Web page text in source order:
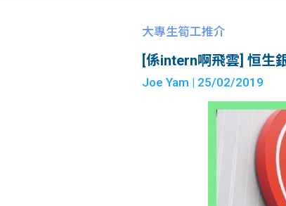
大專生筍工推介
[係intern啊飛雲] 恒生
Joe Yam | 25/02/2019